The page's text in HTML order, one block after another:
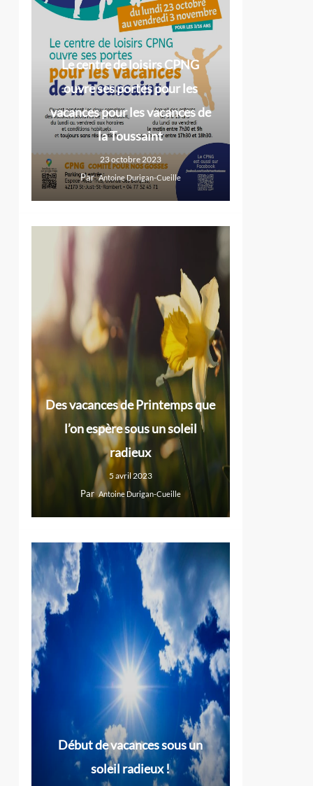
Le centre de loisirs CPNG
ouvre ses portes pour les
vacances pour les vacances de
la Toussaint
23 octobre 2023
Par Antoine Durigan-Cueille
Des vacances de Printemps que
l’on espère sous un soleil
radieux
5 avril 2023
Par Antoine Durigan-Cueille
Début de vacances sous un
soleil radieux !